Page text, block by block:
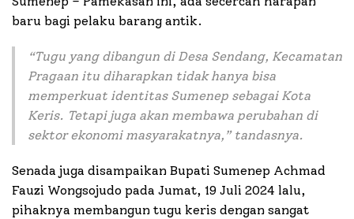
baru bagi pelaku barang antik.
“Tugu yang dibangun di Desa Sendang, Kecamatan
Pragaan itu diharapkan tidak hanya bisa
memperkuat identitas Sumenep sebagai Kota
Keris. Tetapi juga akan membawa perubahan di
sektor ekonomi masyarakatnya,” tandasnya.
Senada juga disampaikan Bupati Sumenep Achmad
Fauzi Wongsojudo pada Jumat, 19 Juli 2024 lalu,
pihaknya membangun tugu keris dengan sangat